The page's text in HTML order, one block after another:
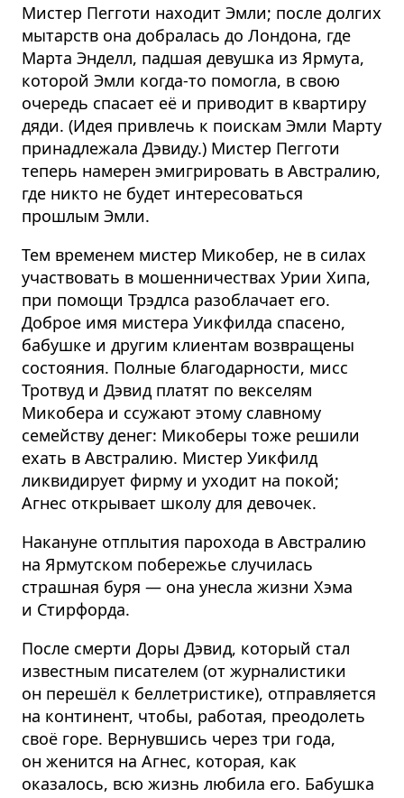
Мистер Пегготи находит Эмли; после долгих
мытарств она добралась до Лондона, где
Марта Энделл, падшая девушка из Ярмута,
которой Эмли когда-то помогла, в свою
очередь спасает её и приводит в квартиру
дяди. (Идея привлечь к поискам Эмли Марту
принадлежала Дэвиду.) Мистер Пегготи
теперь намерен эмигрировать в Австралию,
где никто не будет интересоваться
прошлым Эмли.
Тем временем мистер Микобер, не в силах
участвовать в мошенничествах Урии Хипа,
при помощи Трэдлса разоблачает его.
Доброе имя мистера Уикфилда спасено,
бабушке и другим клиентам возвращены
состояния. Полные благодарности, мисс
Тротвуд и Дэвид платят по векселям
Микобера и ссужают этому славному
семейству денег: Микоберы тоже решили
ехать в Австралию. Мистер Уикфилд
ликвидирует фирму и уходит на покой;
Агнес открывает школу для девочек.
Накануне отплытия парохода в Австралию
на Ярмутском побережье случилась
страшная буря — она унесла жизни Хэма
и Стирфорда.
После смерти Доры Дэвид, который стал
известным писателем (от журналистики
он перешёл к беллетристике), отправляется
на континент, чтобы, работая, преодолеть
своё горе. Вернувшись через три года,
он женится на Агнес, которая, как
оказалось, всю жизнь любила его. Бабушка